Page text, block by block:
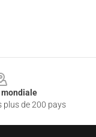
plus de 200 pays